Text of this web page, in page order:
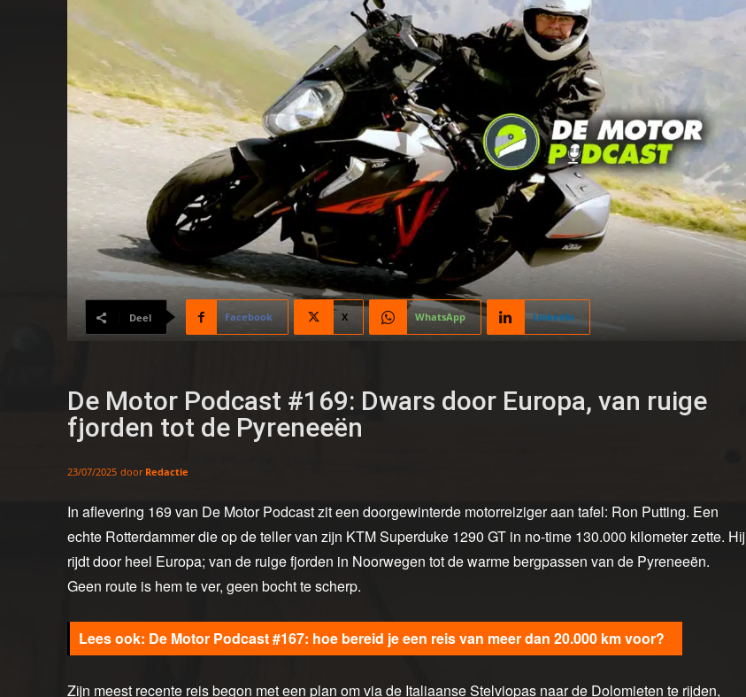
Deel Facebook X WhatsApp Linkedin
De Motor Podcast #169: Dwars door Europa, van ruige
fjorden tot de Pyreneeën
23/07/2025 door Redactie
In aflevering 169 van De Motor Podcast zit een doorgewinterde motorreiziger aan tafel: Ron Putting. Een
echte Rotterdammer die op de teller van zijn KTM Superduke 1290 GT in no-time 130.000 kilometer zette. Hij
rijdt door heel Europa; van de ruige fjorden in Noorwegen tot de warme bergpassen van de Pyreneeën.
Geen route is hem te ver, geen bocht te scherp.
De Motor Podcast #167: hoe bereid je een reis van meer dan 20.000 km voor?
Zijn meest recente reis begon met een plan om via de Italiaanse Stelviopas naar de Dolomieten te rijden,